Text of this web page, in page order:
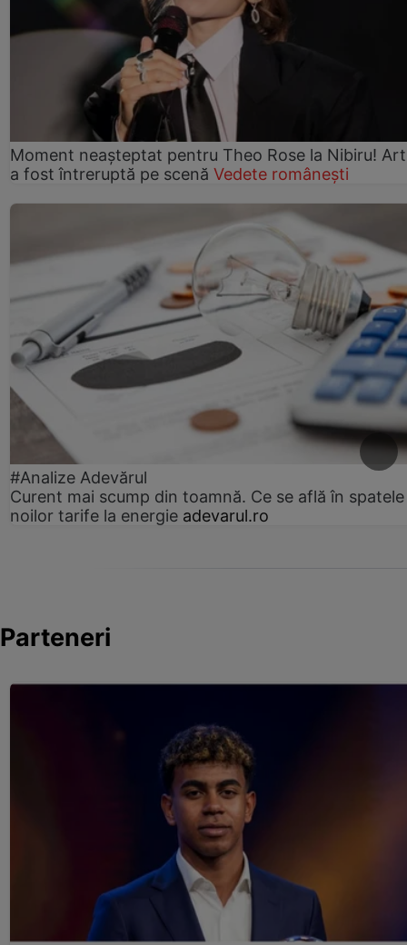
Moment neașteptat pentru Theo Rose la Nibiru!
a fost întreruptă pe scenă Vedete românești
#Analize Adevărul
Curent mai scump din toamnă. Ce se află în spatele
noilor tarife la energie adevarul.ro
Parteneri